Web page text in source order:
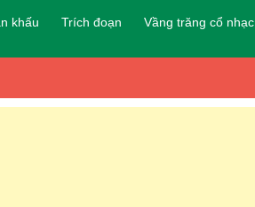
khấu Trích đoạn Vầng trăng cổ nhạc